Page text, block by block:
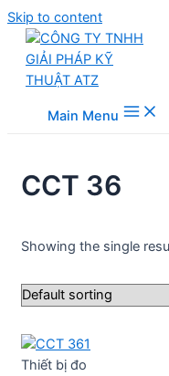
Skip to content
Main Menu
CCT 36
Showing the single
Thiết bị đo